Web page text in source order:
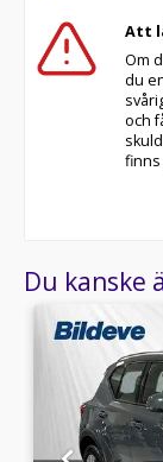
Att
Om
du
och
finns
Du kanske